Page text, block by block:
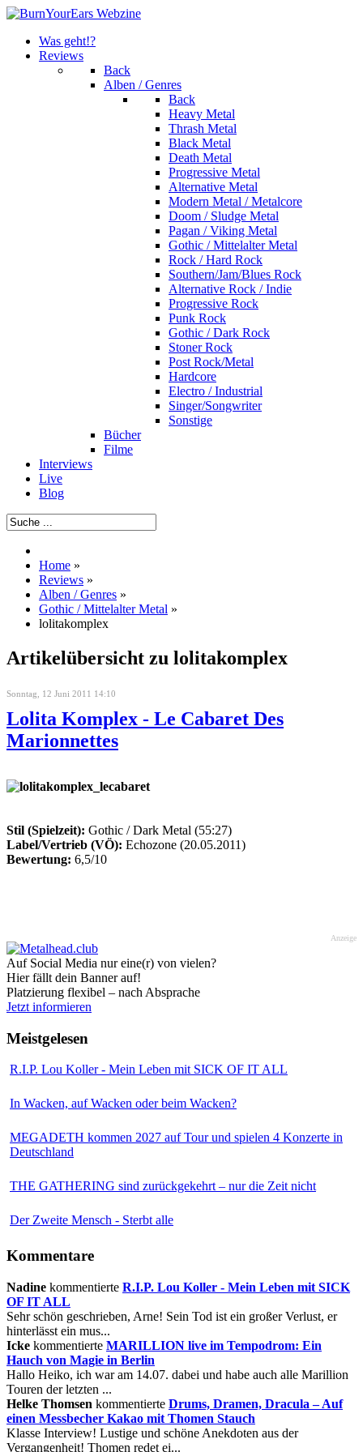
Was geht!?
Reviews
Back
Alben / Genres
Back
Heavy Metal
Thrash Metal
Black Metal
Death Metal
Progressive Metal
Alternative Metal
Modern Metal / Metalcore
Doom / Sludge Metal
Pagan / Viking Metal
Gothic / Mittelalter Metal
Rock / Hard Rock
Southern/Jam/Blues Rock
Alternative Rock / Indie
Progressive Rock
Punk Rock
Gothic / Dark Rock
Stoner Rock
Post Rock/Metal
Hardcore
Electro / Industrial
Singer/Songwriter
Sonstige
Bücher
Filme
Interviews
Live
Blog
Home »
Reviews »
Alben / Genres »
Gothic / Mittelalter Metal »
lolitakomplex
Artikelübersicht zu lolitakomplex
Sonntag, 12 Juni 2011 14:10
Lolita Komplex - Le Cabaret Des
Marionnettes
Stil (Spielzeit): Gothic / Dark Metal (55:27)
Label/Vertrieb (VÖ): Echozone (20.05.2011)
Bewertung: 6,5/10
Anzeige
Auf Social Media nur eine(r) von vielen?
Hier fällt dein Banner auf!
Platzierung flexibel – nach Absprache
Jetzt informieren
Meistgelesen
R.I.P. Lou Koller - Mein Leben mit SICK OF IT ALL
In Wacken, auf Wacken oder beim Wacken?
MEGADETH kommen 2027 auf Tour und spielen 4 Konzerte in
Deutschland
THE GATHERING sind zurückgekehrt – nur die Zeit nicht
Der Zweite Mensch - Sterbt alle
Kommentare
Nadine kommentierte R.I.P. Lou Koller - Mein Leben mit SICK
OF IT ALL
Sehr schön geschrieben, Arne! Sein Tod ist ein großer Verlust, er
hinterlässt ein mus...
Icke kommentierte MARILLION live im Tempodrom: Ein
Hauch von Magie in Berlin
Hallo Heiko, ich war am 14.07. dabei und habe auch alle Marillion
Touren der letzten ...
Helke Thomsen kommentierte Drums, Dramen, Dracula – Auf
einen Messbecher Kakao mit Thomen Stauch
Klasse Interview! Lustige und schöne Anekdoten aus der
Vergangenheit! Thomen redet ei...